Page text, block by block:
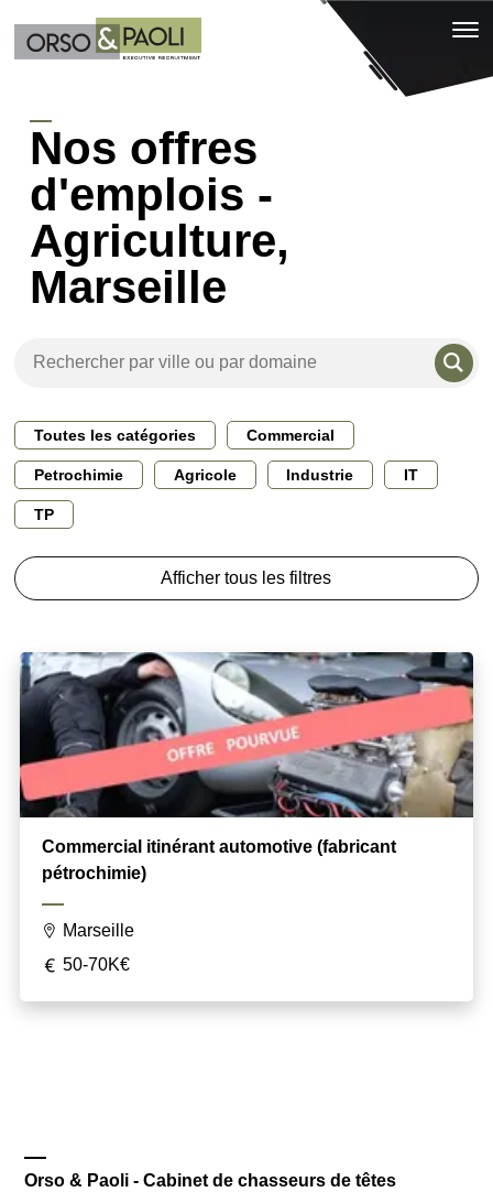
Nos offres
d'emplois -
Agriculture,
Marseille
Toutes les catégories Commercial
Petrochimie Agricole Industrie IT
TP
Afficher tous les filtres
Commercial itinérant automotive (fabricant
pétrochimie)
Marseille
50-70K€
Orso & Paoli - Cabinet de chasseurs de têtes